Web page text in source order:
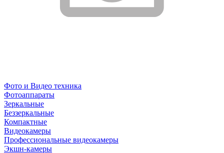
Фото и Видео техника
Фотоаппараты
Зеркальные
Беззеркальные
Компактные
Видеокамеры
Профессиональные видеокамеры
Экшн-камеры